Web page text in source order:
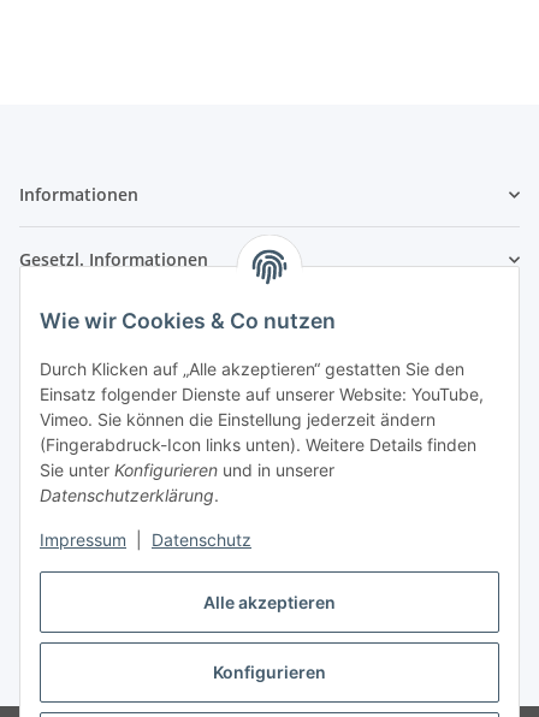
Alle akzeptieren
Konfigurieren
Wie wir Cookies & Co nutzen
Durch Klicken auf „Alle akzeptieren“ gestatten Sie den
Einsatz folgender Dienste auf unserer Website: YouTube,
Vimeo. Sie können die Einstellung jederzeit ändern
(Fingerabdruck-Icon links unten). Weitere Details finden
Sie unter Konfigurieren und in unserer
Datenschutzerklärung.
Impressum Datenschutz
Informationen
Gesetzl. Informationen
Kontaktinformationen
SRTM GmbH
Franz-Kleespies-Str. 27
63762 Großostheim
Deutschland
Telefon: 06026 991961
Fax: 06026 991962
E-Mail: info@srtm.de
Vertrag widerrufen
* Alle Preise inkl. gesetzlicher USt., zzgl.Versand